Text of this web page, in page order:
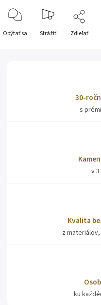
Opýtať sa Strážiť Zdieľať
30-
s
v
Kvalita
z
ku